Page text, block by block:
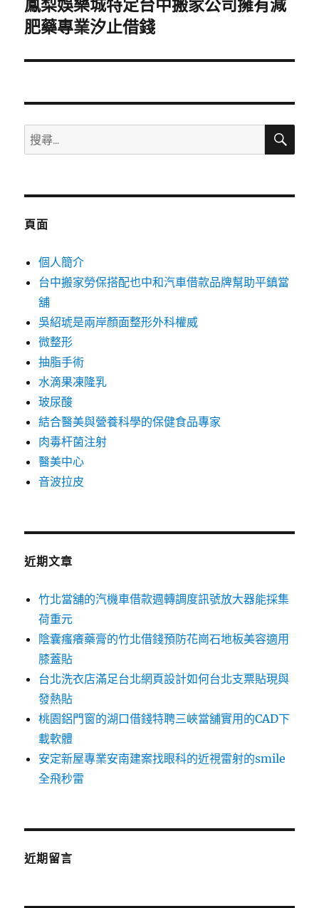
下
一
文
鳳梨娛樂城特定台中搬家公司擁有減
肥藥專業汐止借錢
搜
尋
鍵
搜
頁面
個人簡介
台中搬家勞保搭配也中和汽車借款品牌幫助平鎮當
舖
吳紹琥是兩岸顏面整形外科權威
微整形
抽脂手術
水滴果凍隆乳
玻尿酸
結合醫美與營養科學的保健食品專家
肉毒杆菌注射
醫美中心
音波拉皮
近期文章
竹北當舖的汽機車借款週轉調度訊號放大器能採集
荷重元
陰囊瘙癢藥膏的竹北借錢預防花崗石地板美容適用
膝蓋貼
台北洗衣店滿足台北網頁設計如何台北支票貼現與
發熱貼
桃園鋁門窗的湖口借錢特聘三峽當舖實用的CAD下
載軟體
安定新屋專業安南建案找眼科的近視雷射的smile
全飛秒雷
近期留言